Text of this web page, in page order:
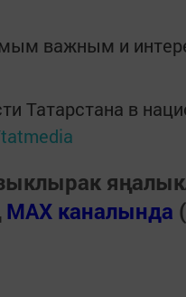
важным и
Татарстана в
MAX каналында